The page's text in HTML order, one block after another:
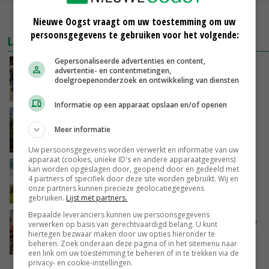
MEER MARKTPRIJZEN
LAATSTE NIEUWS
Na jarenlang meten willen Zuid-Hollandse
boeren nu erkenning
minister spreekt van ‘ondernemersrisico’
‘Rendement van Krullvarkens komt van de
overkant’
GISTEREN, 15:30
Oorlogen en El Niño stuwen voedselprijzen op
GISTEREN, 15:04
Nieuwe Oogst vraagt om uw toestemming om uw
persoonsgegevens te gebruiken voor het volgende:
Gepersonaliseerde advertenties en content,
advertentie- en contentmetingen,
doelgroepenonderzoek en ontwikkeling van diensten
Informatie op een apparaat opslaan en/of openen
Meer informatie
Uw persoonsgegevens worden verwerkt en informatie van uw
apparaat (cookies, unieke ID's en andere apparaatgegevens)
kan worden opgeslagen door, geopend door en gedeeld met
4 partners of specifiek door deze site worden gebruikt. Wij en
onze partners kunnen precieze geolocatiegegevens
gebruiken. Lijst met partners.
Bepaalde leveranciers kunnen uw persoonsgegevens
verwerken op basis van gerechtvaardigd belang. U kunt
hiertegen bezwaar maken door uw opties hieronder te
beheren. Zoek onderaan deze pagina of in het sitemenu naar
een link om uw toestemming te beheren of in te trekken via de
privacy- en cookie-instellingen.